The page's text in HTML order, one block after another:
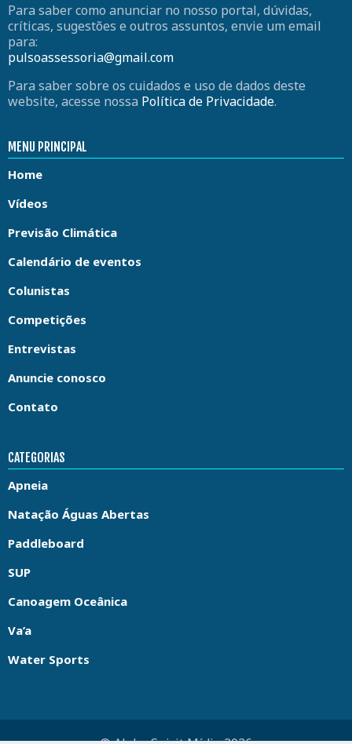
Para saber como anunciar no nosso portal, dúvidas,
críticas, sugestões e outros assuntos, envie um email
para:
pulsoassessoria@gmail.com
Para saber sobre os cuidados e uso de dados deste
website, acesse nossa Política de Privacidade.
MENU PRINCIPAL
Home
Vídeos
Previsão Climática
Calendário de eventos
Colunistas
Competições
Entrevistas
Anuncie conosco
Contato
CATEGORIAS
Apneia
Natação Águas Abertas
Paddleboard
SUP
Canoagem Oceânica
Va’a
Water Sports